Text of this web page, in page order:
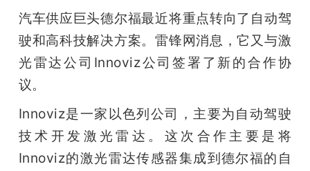
动
心
汽车供应巨头德尔福最近将重点转向了自动驾
驶和高科技解决方案。雷锋网消息，它又与激
光雷达公司Innoviz公司签署了新的合作协
议。
Innoviz是一家以色列公司，主要为自动驾驶
技术开发激光雷达。这次合作主要是将
Innoviz的激光雷达传感器集成到德尔福的自